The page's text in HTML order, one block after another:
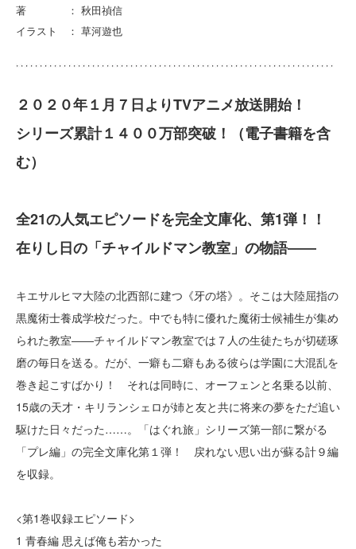
著 ： 秋田禎信
イラスト ： 草河遊也
２０２０年１月７日よりTVアニメ放送開始！
シリーズ累計１４００万部突破！（電子書籍を含
む）
全21の人気エピソードを完全文庫化、第1弾！！
在りし日の「チャイルドマン教室」の物語――
キエサルヒマ大陸の北西部に建つ《牙の塔》。そこは大陸屈指の
黒魔術士養成学校だった。中でも特に優れた魔術士候補生が集め
られた教室――チャイルドマン教室では７人の生徒たちが切磋琢
磨の毎日を送る。だが、一癖も二癖もある彼らは学園に大混乱を
巻き起こすばかり！ それは同時に、オーフェンと名乗る以前、
15歳の天才・キリランシェロが姉と友と共に将来の夢をただ追い
駆けた日々だった……。「はぐれ旅」シリーズ第一部に繋がる
「プレ編」の完全文庫化第１弾！ 戻れない思い出が蘇る計９編
を収録。
<第1巻収録エピソード>
1 青春編 思えば俺も若かった